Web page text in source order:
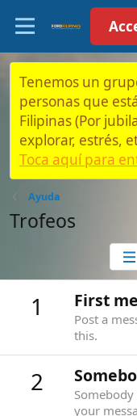
personas que
Filipinas (Por
explorar, estrés, etc) .
Toca aquí para
Ayuda
Trofeos
First
Post a
this.
Somebody
your
5 Keeps
30 messages